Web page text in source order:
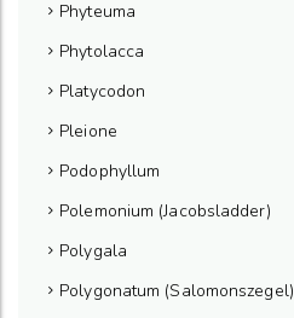
Phyteuma
Phytolacca
Platycodon
Pleione
Podophyllum
Polemonium (Jacobsladder)
Polygala
Polygonatum (Salomonszegel)